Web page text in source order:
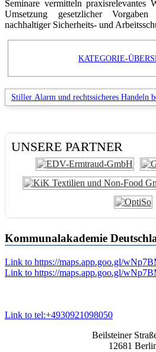
Seminare vermitteln praxisrelevantes
Umsetzung gesetzlicher
nachhaltiger Sicherheits- und
KATEGORIE-
Stiller Alarm und rechtssicheres Handeln
UNSERE PARTNER
Kommunalakademie
Link to https://maps.app.goo.gl/
Link to https://maps.app.goo.gl/
Link to tel:+4930921098050
Beilsteiner
12681